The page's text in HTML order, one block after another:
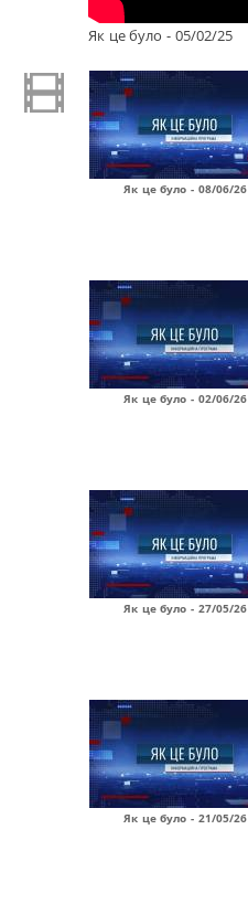
Як це було - 05/02/25
Як це було - 08/06/26
Як це було - 02/06/26
Як це було - 27/05/26
Як це було - 21/05/26